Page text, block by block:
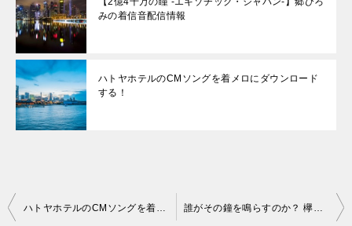
みの着信音配信情報
ハトヤホテルのCMソングを着メロにダウンロード
する！
投
ハトヤホテルのCMソングを着メロにダウンロードする！ 誰がその鐘を鳴らすのか？ 欅坂46の着メロをダウンロード！